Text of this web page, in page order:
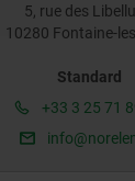
5, rue des
10280 Fontaine-
Standard
+33 3 25 71